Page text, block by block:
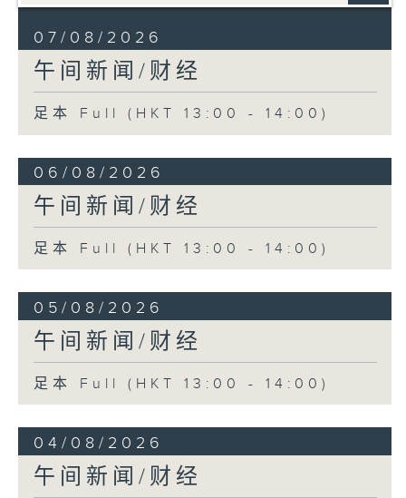
07/08/2026
午间新闻/财经
足本 Full (HKT 13:00 - 14:00)
06/08/2026
午间新闻/财经
足本 Full (HKT 13:00 - 14:00)
05/08/2026
午间新闻/财经
足本 Full (HKT 13:00 - 14:00)
04/08/2026
午间新闻/财经